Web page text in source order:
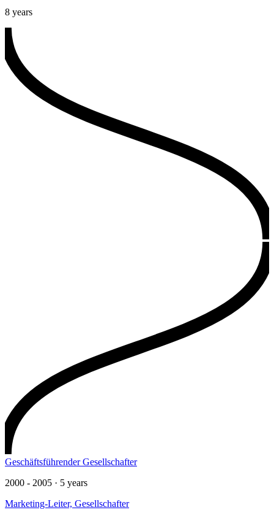
8 years
Geschäftsführender Gesellschafter
2000 - 2005 · 5 years
Marketing-Leiter, Gesellschafter